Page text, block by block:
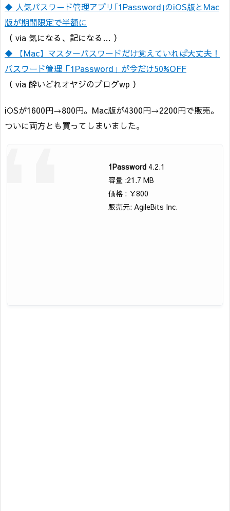
◆ 人気パスワード管理アプリ｢1Password｣のiOS版とMac
版が期間限定で半額に
（ via 気になる、記になる… ）
◆ 【Mac】マスターパスワードだけ覚えていれば大丈夫！
パスワード管理「1Password」が今だけ50%OFF
（ via 酔いどれオヤジのブログwp ）
iOSが1600円→800円。Mac版が4300円→2200円で販売。
ついに両方とも買ってしまいました。
1Password 4.2.1
容量 :21.7 MB
価格 : ￥800
販売元: AgileBits Inc.